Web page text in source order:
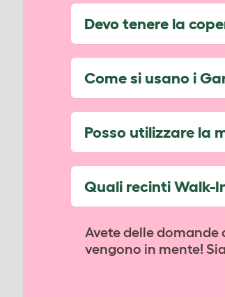
Devo tenere la
Come si usano i
Posso utilizzare la
Quali recinti Walk-
Avete delle domande
vengono in mente!